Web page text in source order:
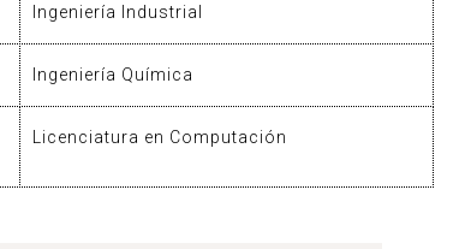
Ingeniería Industrial
Ingeniería Química
Licenciatura en Computación